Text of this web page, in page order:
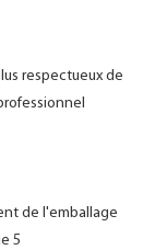
respectueux de
de l'emballage
5